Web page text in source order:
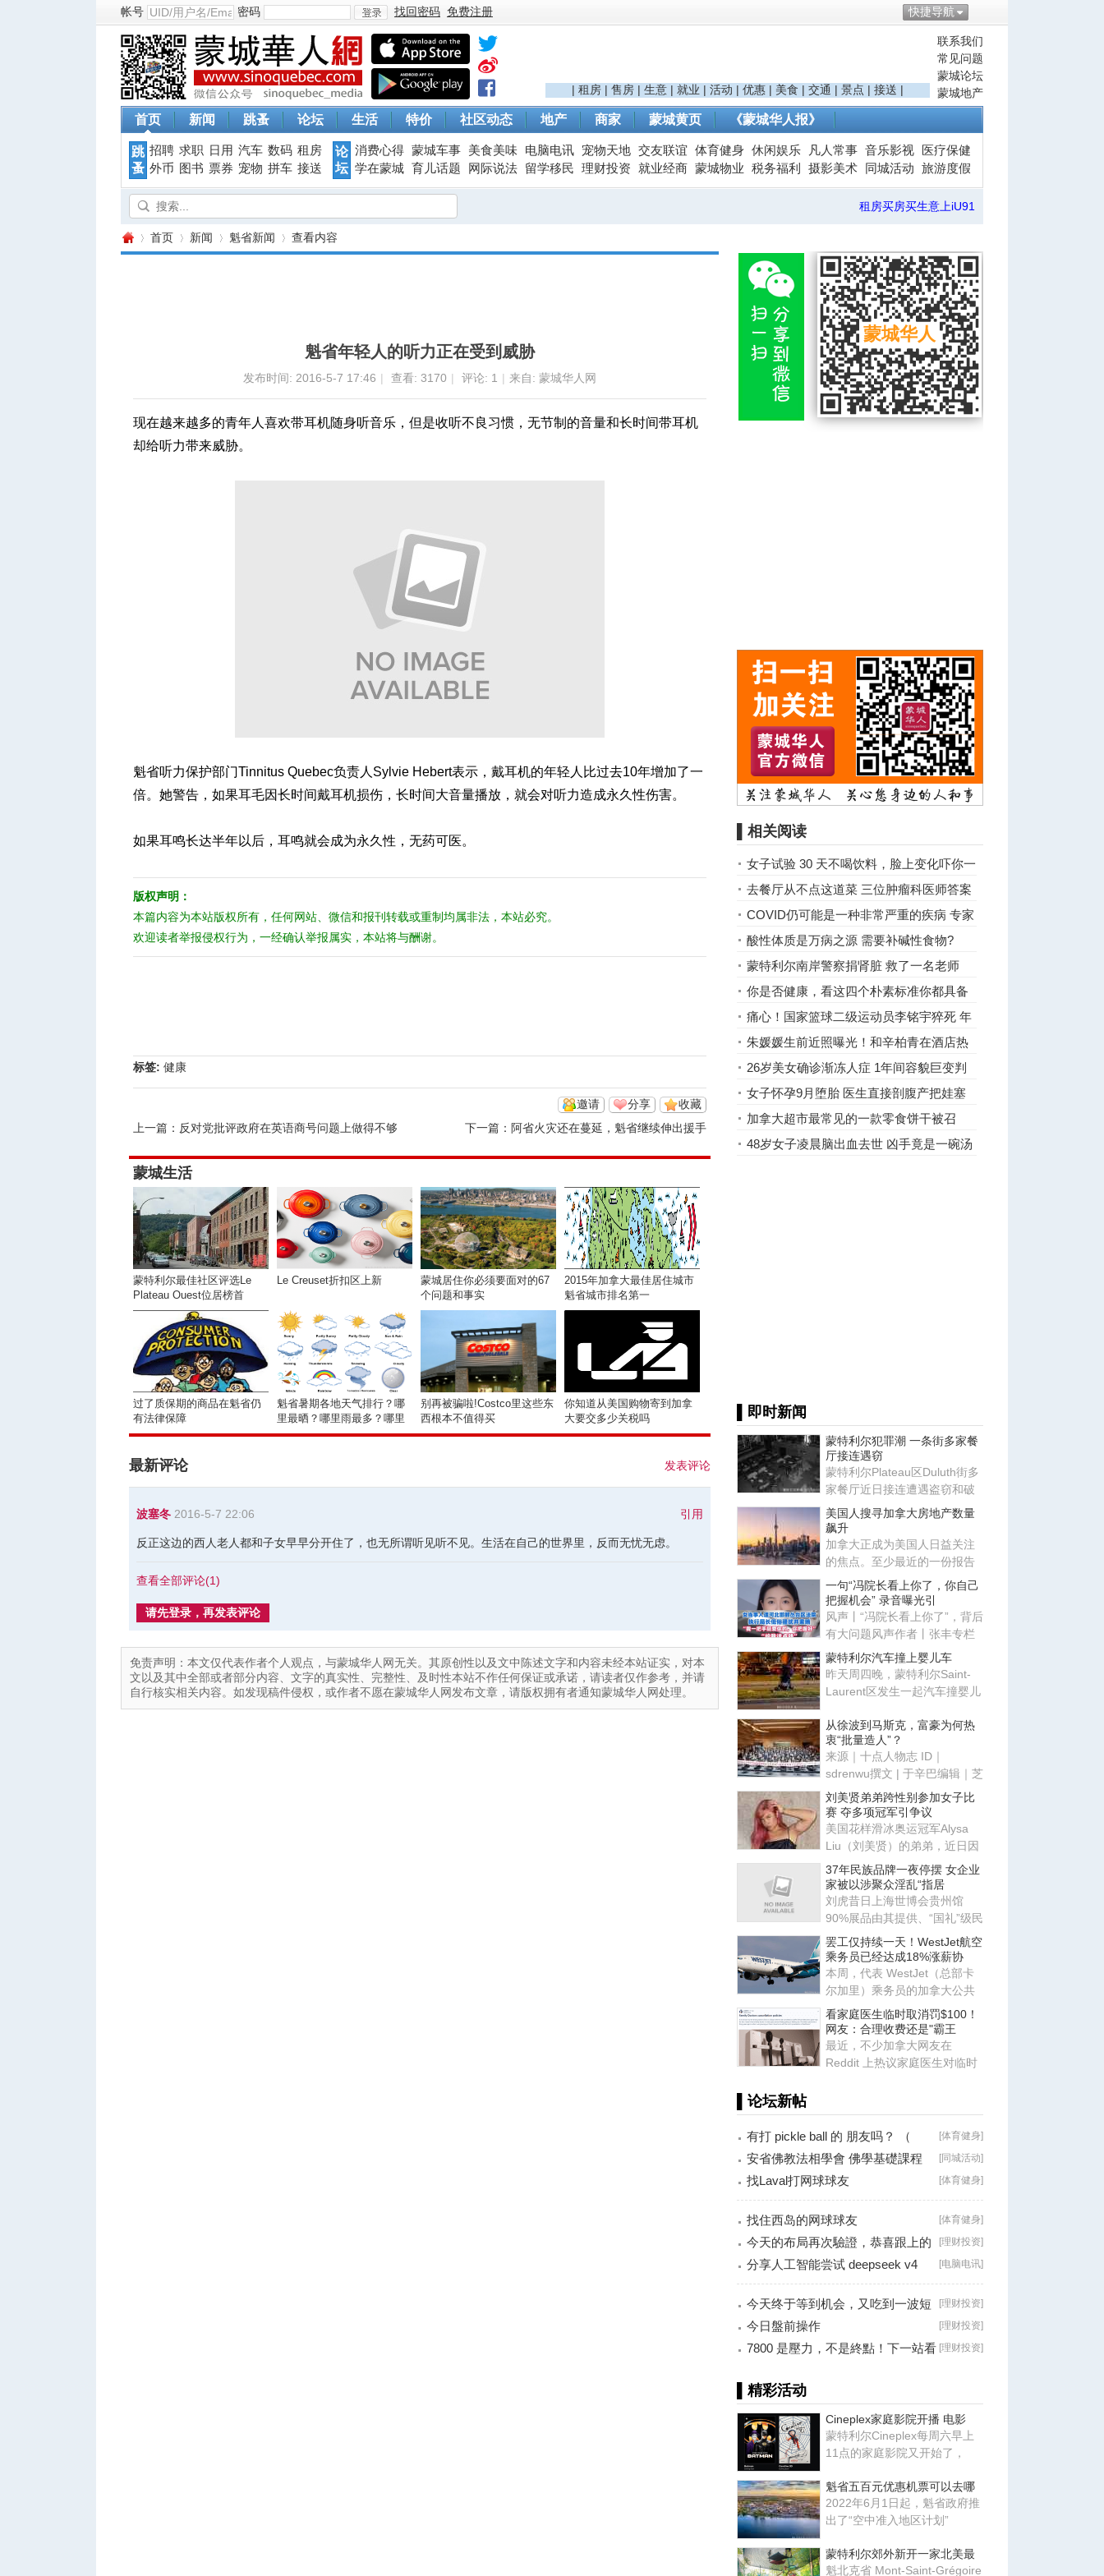
快捷导航
帐号 密码
登
录
找回密码 免费注册
联系我们
常见问题
蒙城论坛
蒙城地产
| 租房 | 售房 | 生意 | 就业 | 活动 | 优惠 | 美食 | 交通 | 景点 | 接送 |
首页 新闻 跳蚤 论坛 生活 特价 社区动态 地产 商家 蒙城黄页 《蒙城华人报》
跳
蚤
招聘 求职 日用 汽车 数码 租房
外币
图书 票券 宠物 拼车 接送
论
坛
消费心得 蒙城车事 美食美味 电脑电讯 宠物天地 交友联谊 体育健身 休闲娱乐 凡人常事 音乐影视
医疗保健
学在蒙城 育儿话题 网际说法 留学移民 理财投资 就业经商 蒙城物业 税务福利 摄影美术 同城活动 旅游度假
租房买房买生意上iU91
首页 新闻 魁省新闻 查看内容
魁省年轻人的听力正在受到威胁
发布时间: 2016-5-7 17:46 | 查看: 3170 | 评论: 1 | 来自: 蒙城华人网
现在越来越多的青年人喜欢带耳机随身听音乐，但是收听不良习惯，无节制的音量和长时间带耳机
却给听力带来威胁。
魁省听力保护部门Tinnitus Quebec负责人Sylvie Hebert表示，戴耳机的年轻人比过去10年增加了一
倍。她警告，如果耳毛因长时间戴耳机损伤，长时间大音量播放，就会对听力造成永久性伤害。
如果耳鸣长达半年以后，耳鸣就会成为永久性，无药可医。
版权声明：
本篇内容为本站版权所有，任何网站、微信和报刊转载或重制均属非法，本站必究。
欢迎读者举报侵权行为，一经确认举报属实，本站将与酬谢。
标签: 健康
收藏
分享
邀请
上一篇： 反对党批评政府在英语商号问题上做得不够 下一篇： 阿省火灾还在蔓延，魁省继续伸出援手
蒙城生活
蒙特利尔最佳社区评选Le
Plateau Ouest位居榜首
Le Creuset折扣区上新
蒙城居住你必须要面对的67
个问题和事实
2015年加拿大最佳居住城市
魁省城市排名第一
过了质保期的商品在魁省仍
有法律保障
魁省暑期各地天气排行？哪
里最晒？哪里雨最多？哪里
风最大？ ... ... ...
别再被骗啦!Costco里这些东
西根本不值得买
你知道从美国购物寄到加拿
大要交多少关税吗
发表评论
最新评论
引用
波塞冬 2016-5-7 22:06
反正这边的西人老人都和子女早早分开住了，也无所谓听见听不见。生活在自己的世界里，反而无忧无虑。
查看全部评论(1)
请先登录，再发表评论
免责声明：本文仅代表作者个人观点，与蒙城华人网无关。其原创性以及文中陈述文字和内容未经本站证实，对本
文以及其中全部或者部分内容、文字的真实性、完整性、及时性本站不作任何保证或承诺，请读者仅作参考，并请
自行核实相关内容。如发现稿件侵权，或作者不愿在蒙城华人网发布文章，请版权拥有者通知蒙城华人网处理。
▌相关阅读
女子试验 30 天不喝饮料，脸上变化吓你一
跳
去餐厅从不点这道菜 三位肿瘤科医师答案
惊人一致
COVID仍可能是一种非常严重的疾病 专家
敦促老年人打疫苗
酸性体质是万病之源 需要补碱性食物?
蒙特利尔南岸警察捐肾脏 救了一名老师
你是否健康，看这四个朴素标准你都具备
吗？
痛心！国家篮球二级运动员李铭宇猝死 年
仅28岁
朱媛媛生前近照曝光！和辛柏青在酒店热
聊
26岁美女确诊渐冻人症 1年间容貌巨变判
若两人
女子怀孕9月堕胎 医生直接剖腹产把娃塞
冰箱
加拿大超市最常见的一款零食饼干被召
回！
48岁女子凌晨脑出血去世 凶手竟是一碗汤
▌即时新闻
蒙特利尔犯罪潮 一条街多家餐
厅接连遇窃
蒙特利尔Plateau区Duluth街多
家餐厅近日接连遭遇盗窃和破
坏，业者形容当地正经历一波
美国人搜寻加拿大房地产数量
飙升
加拿大正成为美国人日益关注
的焦点。至少最近的一份报告
显示，越来越多的美国公民对
移
一句“冯院长看上你了，你自己
把握机会” 录音曝光引
风声丨“冯院长看上你了”，背后
有大问题风声作者丨张丰专栏
作家河北邯郸丛台区法院执
蒙特利尔汽车撞上婴儿车
昨天周四晚，蒙特利尔Saint-
Laurent区发生一起汽车撞婴儿
从徐波到马斯克，富豪为何热
衷“批量造人”？
来源｜十点人物志 ID｜
sdrenwu撰文 | 于辛巴编辑｜芝
士咸鱼、野格2026年7月，一
张照片
刘美贤弟弟跨性别参加女子比
赛 夺多项冠军引争议
美国花样滑冰奥运冠军Alysa
Liu（刘美贤）的弟弟，近日因
以跨性别身份参加女子高中体
37年民族品牌一夜停摆 女企业
家被以涉聚众淫乱“指居
刘虎昔日上海世博会贵州馆
90%展品由其提供、“国礼”级民
族手工艺的缔造者——付国艳
罢工仅持续一天！WestJet航空
乘务员已经达成18%涨薪协
本周，代表 WestJet（总部卡
尔加里）乘务员的加拿大公共
雇员工会（CUPE）公布新合约
初
看家庭医生临时取消罚$100！
网友：合理收费还是"霸王
最近，不少加拿大网友在
Reddit 上热议家庭医生对临时
▌论坛新帖
[体育健身]
有打 pickle ball 的 朋友吗？ （
Brossard
[同城活动]
安省佛教法相學會 佛學基礎課程
（第二十八
[体育健身]
找Laval打网球球友
[体育健身]
找住西岛的网球球友
[理财投资]
今天的布局再次驗證，恭喜跟上的
朋友！
[电脑电讯]
分享人工智能尝试 deepseek v4
falsh, 据说
[理财投资]
今天终于等到机会，又吃到一波短
线利润！
[理财投资]
今日盤前操作
[理财投资]
7800 是壓力，不是終點！下一站看
▌精彩活动
Cineplex家庭影院开播 电影
蒙特利尔Cineplex每周六早上
11点的家庭影院又开始了，
魁省五百元优惠机票可以去哪
2022年6月1日起，魁省政府推
出了“空中准入地区计划”
蒙特利尔郊外新开一家北美最
魁北克省 Mont-Saint-Grégoire